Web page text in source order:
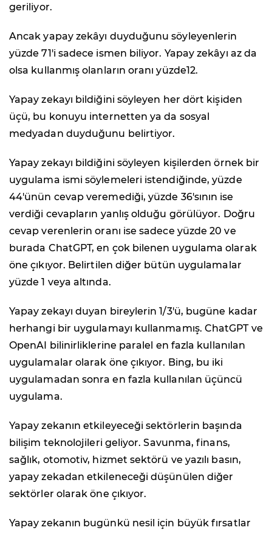
geriliyor.
Ancak yapay zekâyı duyduğunu söyleyenlerin
yüzde 71'i sadece ismen biliyor. Yapay zekâyı az da
olsa kullanmış olanların oranı yüzde12.
Yapay zekayı bildiğini söyleyen her dört kişiden
üçü, bu konuyu internetten ya da sosyal
medyadan duyduğunu belirtiyor.
Yapay zekayı bildiğini söyleyen kişilerden örnek bir
uygulama ismi söylemeleri istendiğinde, yüzde
44'ünün cevap veremediği, yüzde 36'sının ise
verdiği cevapların yanlış olduğu görülüyor. Doğru
cevap verenlerin oranı ise sadece yüzde 20 ve
burada ChatGPT, en çok bilenen uygulama olarak
öne çıkıyor. Belirtilen diğer bütün uygulamalar
yüzde 1 veya altında.
Yapay zekayı duyan bireylerin 1/3'ü, bugüne kadar
herhangi bir uygulamayı kullanmamış. ChatGPT ve
OpenAI bilinirliklerine paralel en fazla kullanılan
uygulamalar olarak öne çıkıyor. Bing, bu iki
uygulamadan sonra en fazla kullanılan üçüncü
uygulama.
Yapay zekanın etkileyeceği sektörlerin başında
bilişim teknolojileri geliyor. Savunma, finans,
sağlık, otomotiv, hizmet sektörü ve yazılı basın,
yapay zekadan etkileneceği düşünülen diğer
sektörler olarak öne çıkıyor.
Yapay zekanın bugünkü nesil için büyük fırsatlar